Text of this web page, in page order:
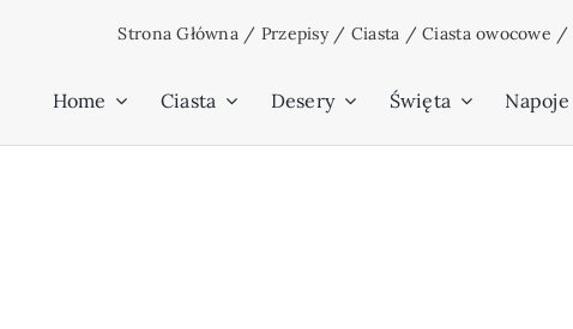
Strona Główna/ Przepisy/ Ciasta /Ciasta owocowe /
Home Ciasta Desery Święta Napoje